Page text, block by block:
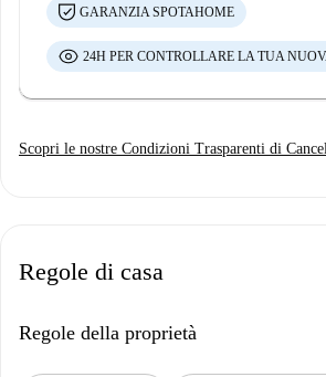
GARANZIA SPOTAHOME
24H PER CONTROLLARE LA TUA
Scopri le nostre Condizioni Trasparenti di
Regole di casa
Regole della proprietà